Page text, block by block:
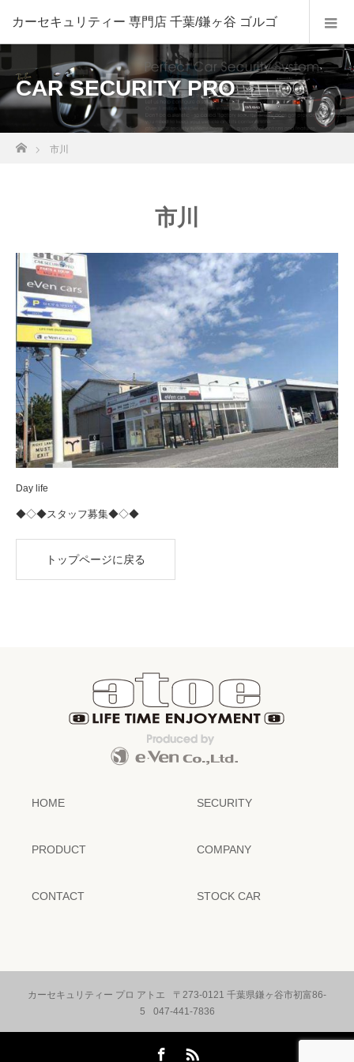
CAR SECURITY PRO
ホーム
市川
市川
Day life
◆◇◆スタッフ募集◆◇◆
トップページに戻る
HOME SECURITY
PRODUCT COMPANY
CONTACT STOCK CAR
カーセキュリティー プロ アトエ
〒273-0121 千葉県鎌ヶ谷市初富86-
5
047-441-7836